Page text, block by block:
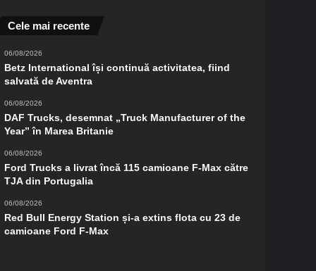
Cele mai recente
06/08/2026
Betz International își continuă activitatea, fiind
salvată de Aventra
06/08/2026
DAF Trucks, desemnat „Truck Manufacturer of the
Year” în Marea Britanie
06/08/2026
Ford Trucks a livrat încă 115 camioane F-Max către
TJA din Portugalia
06/08/2026
Red Bull Energy Station și-a extins flota cu 23 de
camioane Ford F-Max